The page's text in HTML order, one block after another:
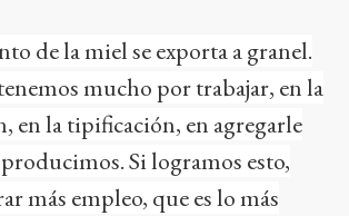
de la miel se exporta a granel.
mucho por trabajar, en la
en la tipificación, en agregarle
Si logramos esto,
más empleo, que es lo más